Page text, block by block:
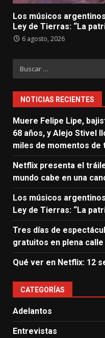
Los músicos
Ley de Tierras: “La
6 agosto, 2026
Buscar:
NOTICIAS RECIENTES
Muere Felipe Lipe,
68 años, y Alejo Stivel
miles de momentos de
Netflix presenta el
mundo cabe en una
Los músicos
Ley de Tierras: “La
Tres días de
gratuitos en plena
Qué ver en Netflix: 12
CATEGORÍAS
Adelantos
Entrevistas